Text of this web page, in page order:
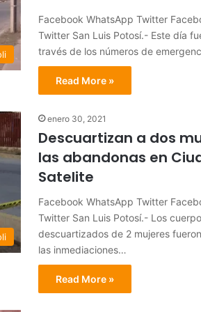
Facebook WhatsApp Twitter
Twitter San Luis Potosí.- Este día
través de los números de
Read More »
enero 30, 2021
Descuartizan a dos
las abandonas en
Satelite
Facebook WhatsApp Twitter
Twitter San Luis Potosí.- Los
descuartizados de 2 mujeres
las inmediaciones…
Read More »